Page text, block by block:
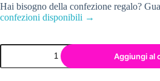
Hai bisogno della confezione regalo?
confezioni disponibili →
Aggiungi al